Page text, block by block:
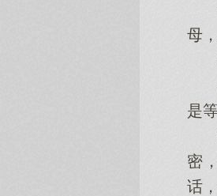
等
母
蒋
果
是
赵
密
话